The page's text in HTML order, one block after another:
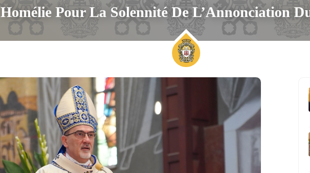
Homélie Pour La Solennité De L’Annonciation